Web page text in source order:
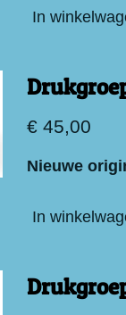
In
€ 45,00
Nieuwe
In